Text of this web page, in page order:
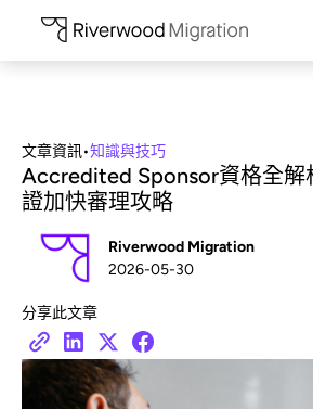
文章資訊•知識與技巧
Accredited Sponsor資格全解
證加快審理攻略
Riverwood Migration
2026-05-30
分享此文章